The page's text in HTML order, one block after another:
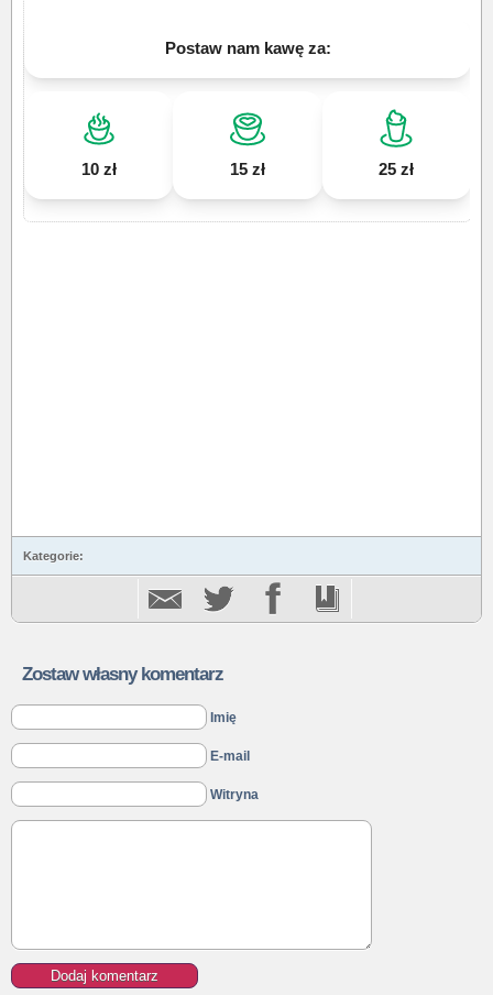
Postaw nam kawę za:
10 zł 15 zł 25 zł
Kategorie:
Zostaw własny komentarz
Imię
E-mail
Witryna